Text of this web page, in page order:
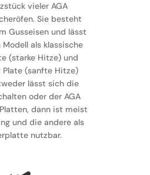
vieler AGA
Sie besteht
Gusseisen und lässt
als klassische
(starke Hitze) und
Plate (sanfte Hitze)
lässt sich die
oder der AGA
dann ist meist
und die andere als
nutzbar.